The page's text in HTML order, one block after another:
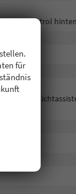
Control
für